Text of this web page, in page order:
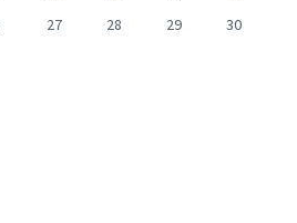
27 28 29
30